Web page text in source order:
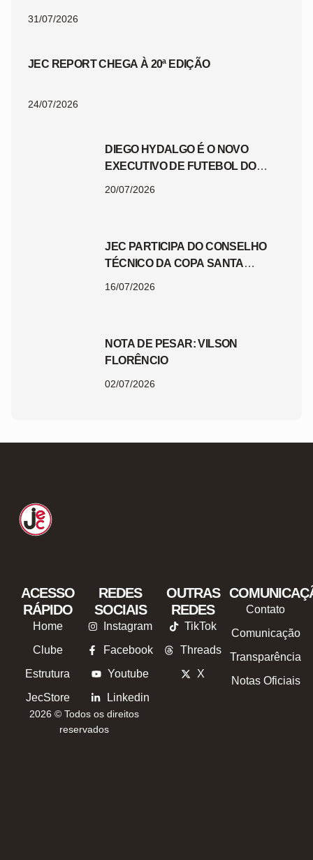
31/07/2026
JEC REPORT CHEGA À 20ª EDIÇÃO
24/07/2026
DIEGO HYDALGO É O NOVO
EXECUTIVO DE FUTEBOL DO
20/07/2026
JEC PARTICIPA DO CONSELHO
TÉCNICO DA COPA SANTA
16/07/2026
NOTA DE PESAR: VILSON
FLORÊNCIO
02/07/2026
ACESSO
RÁPIDO
Home
Clube
Estrutura
JecStore
REDES
SOCIAIS
Instagram
Facebook
Youtube
Linkedin
OUTRAS
REDES
TikTok
Threads
X
Contato
Comunicação
Transparência
Notas Oficiais
2026 © Todos os direitos
reservados